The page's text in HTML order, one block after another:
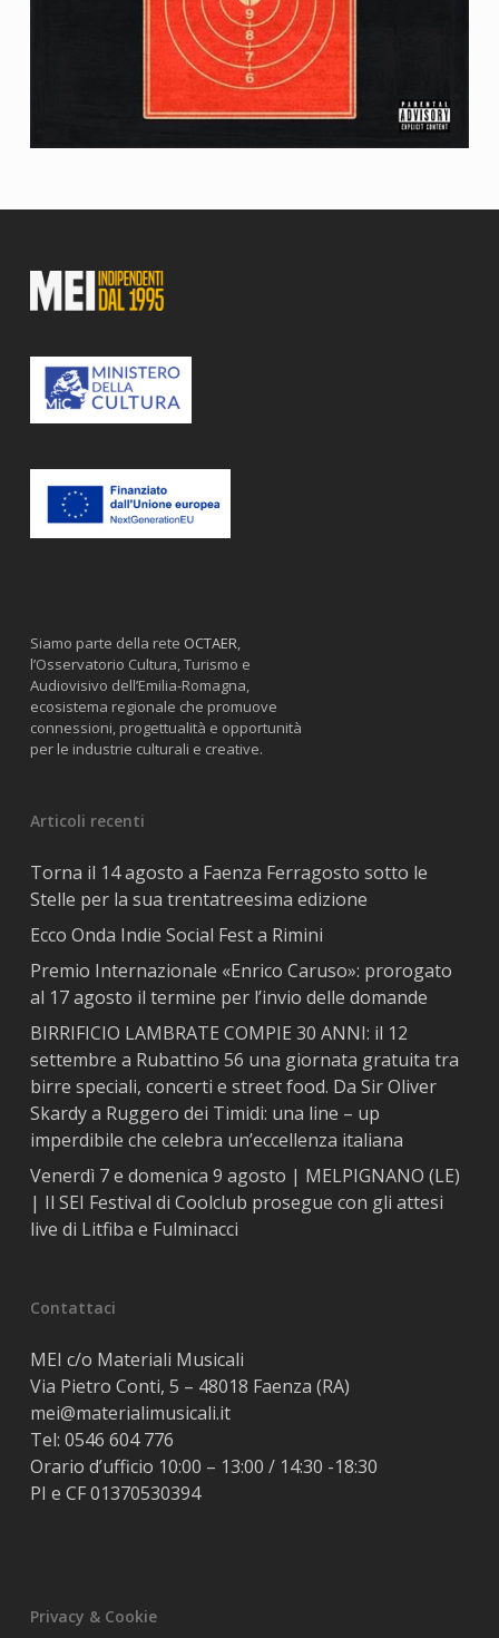
Siamo parte della rete OCTAER,
l’Osservatorio Cultura, Turismo e
Audiovisivo dell’Emilia-Romagna,
ecosistema regionale che promuove
connessioni, progettualità e opportunità
per le industrie culturali e creative.
Articoli recenti
Torna il 14 agosto a Faenza Ferragosto sotto le
Stelle per la sua trentatreesima edizione
Ecco Onda Indie Social Fest a Rimini
Premio Internazionale «Enrico Caruso»: prorogato
al 17 agosto il termine per l’invio delle domande
BIRRIFICIO LAMBRATE COMPIE 30 ANNI: il 12
settembre a Rubattino 56 una giornata gratuita tra
birre speciali, concerti e street food. Da Sir Oliver
Skardy a Ruggero dei Timidi: una line – up
imperdibile che celebra un’eccellenza italiana
Venerdì 7 e domenica 9 agosto | MELPIGNANO (LE)
| Il SEI Festival di Coolclub prosegue con gli attesi
live di Litfiba e Fulminacci
Contattaci
MEI c/o Materiali Musicali
Via Pietro Conti, 5 – 48018 Faenza (RA)
mei@materialimusicali.it
Tel: 0546 604 776
Orario d’ufficio 10:00 – 13:00 / 14:30 -18:30
PI e CF 01370530394
Privacy & Cookie